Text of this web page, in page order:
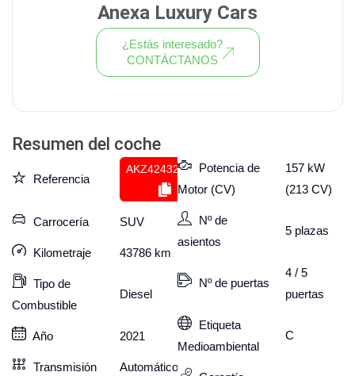
Resumen del coche
Referencia
AKZ424321927
Carrocería SUV
Kilometraje 43786 km
Tipo de
Combustible
Diesel
Año 2021
Transmisión Automático
Potencia de
Motor (CV)
157 kW
(213 CV)
Nº de
asientos
5 plazas
Nº de puertas
4 / 5
puertas
Etiqueta
Medioambiental
C
Anexa Luxury Cars
¿Estás interesado?
CONTÁCTANOS